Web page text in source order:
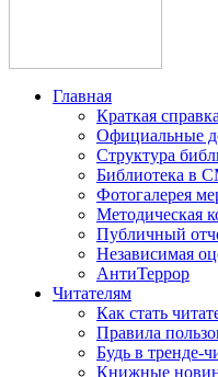
Главная
Краткая справка
Официальные
Структура
Библиотека в
Фотогалерея
Методическая
Публичный
Независимая
АнтиТеррор
Читателям
Как стать
Правила
Будь в тренде-
Книжные